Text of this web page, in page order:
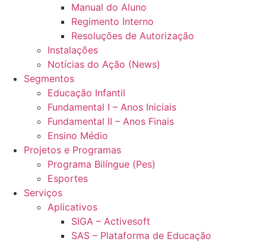
Manual do Aluno
Regimento Interno
Resoluções de Autorização
Instalações
Notícias do Ação (News)
Segmentos
Educação Infantil
Fundamental I – Anos Iniciais
Fundamental II – Anos Finais
Ensino Médio
Projetos e Programas
Programa Bilíngue (Pes)
Esportes
Serviços
Aplicativos
SIGA – Activesoft
SAS – Plataforma de Educação